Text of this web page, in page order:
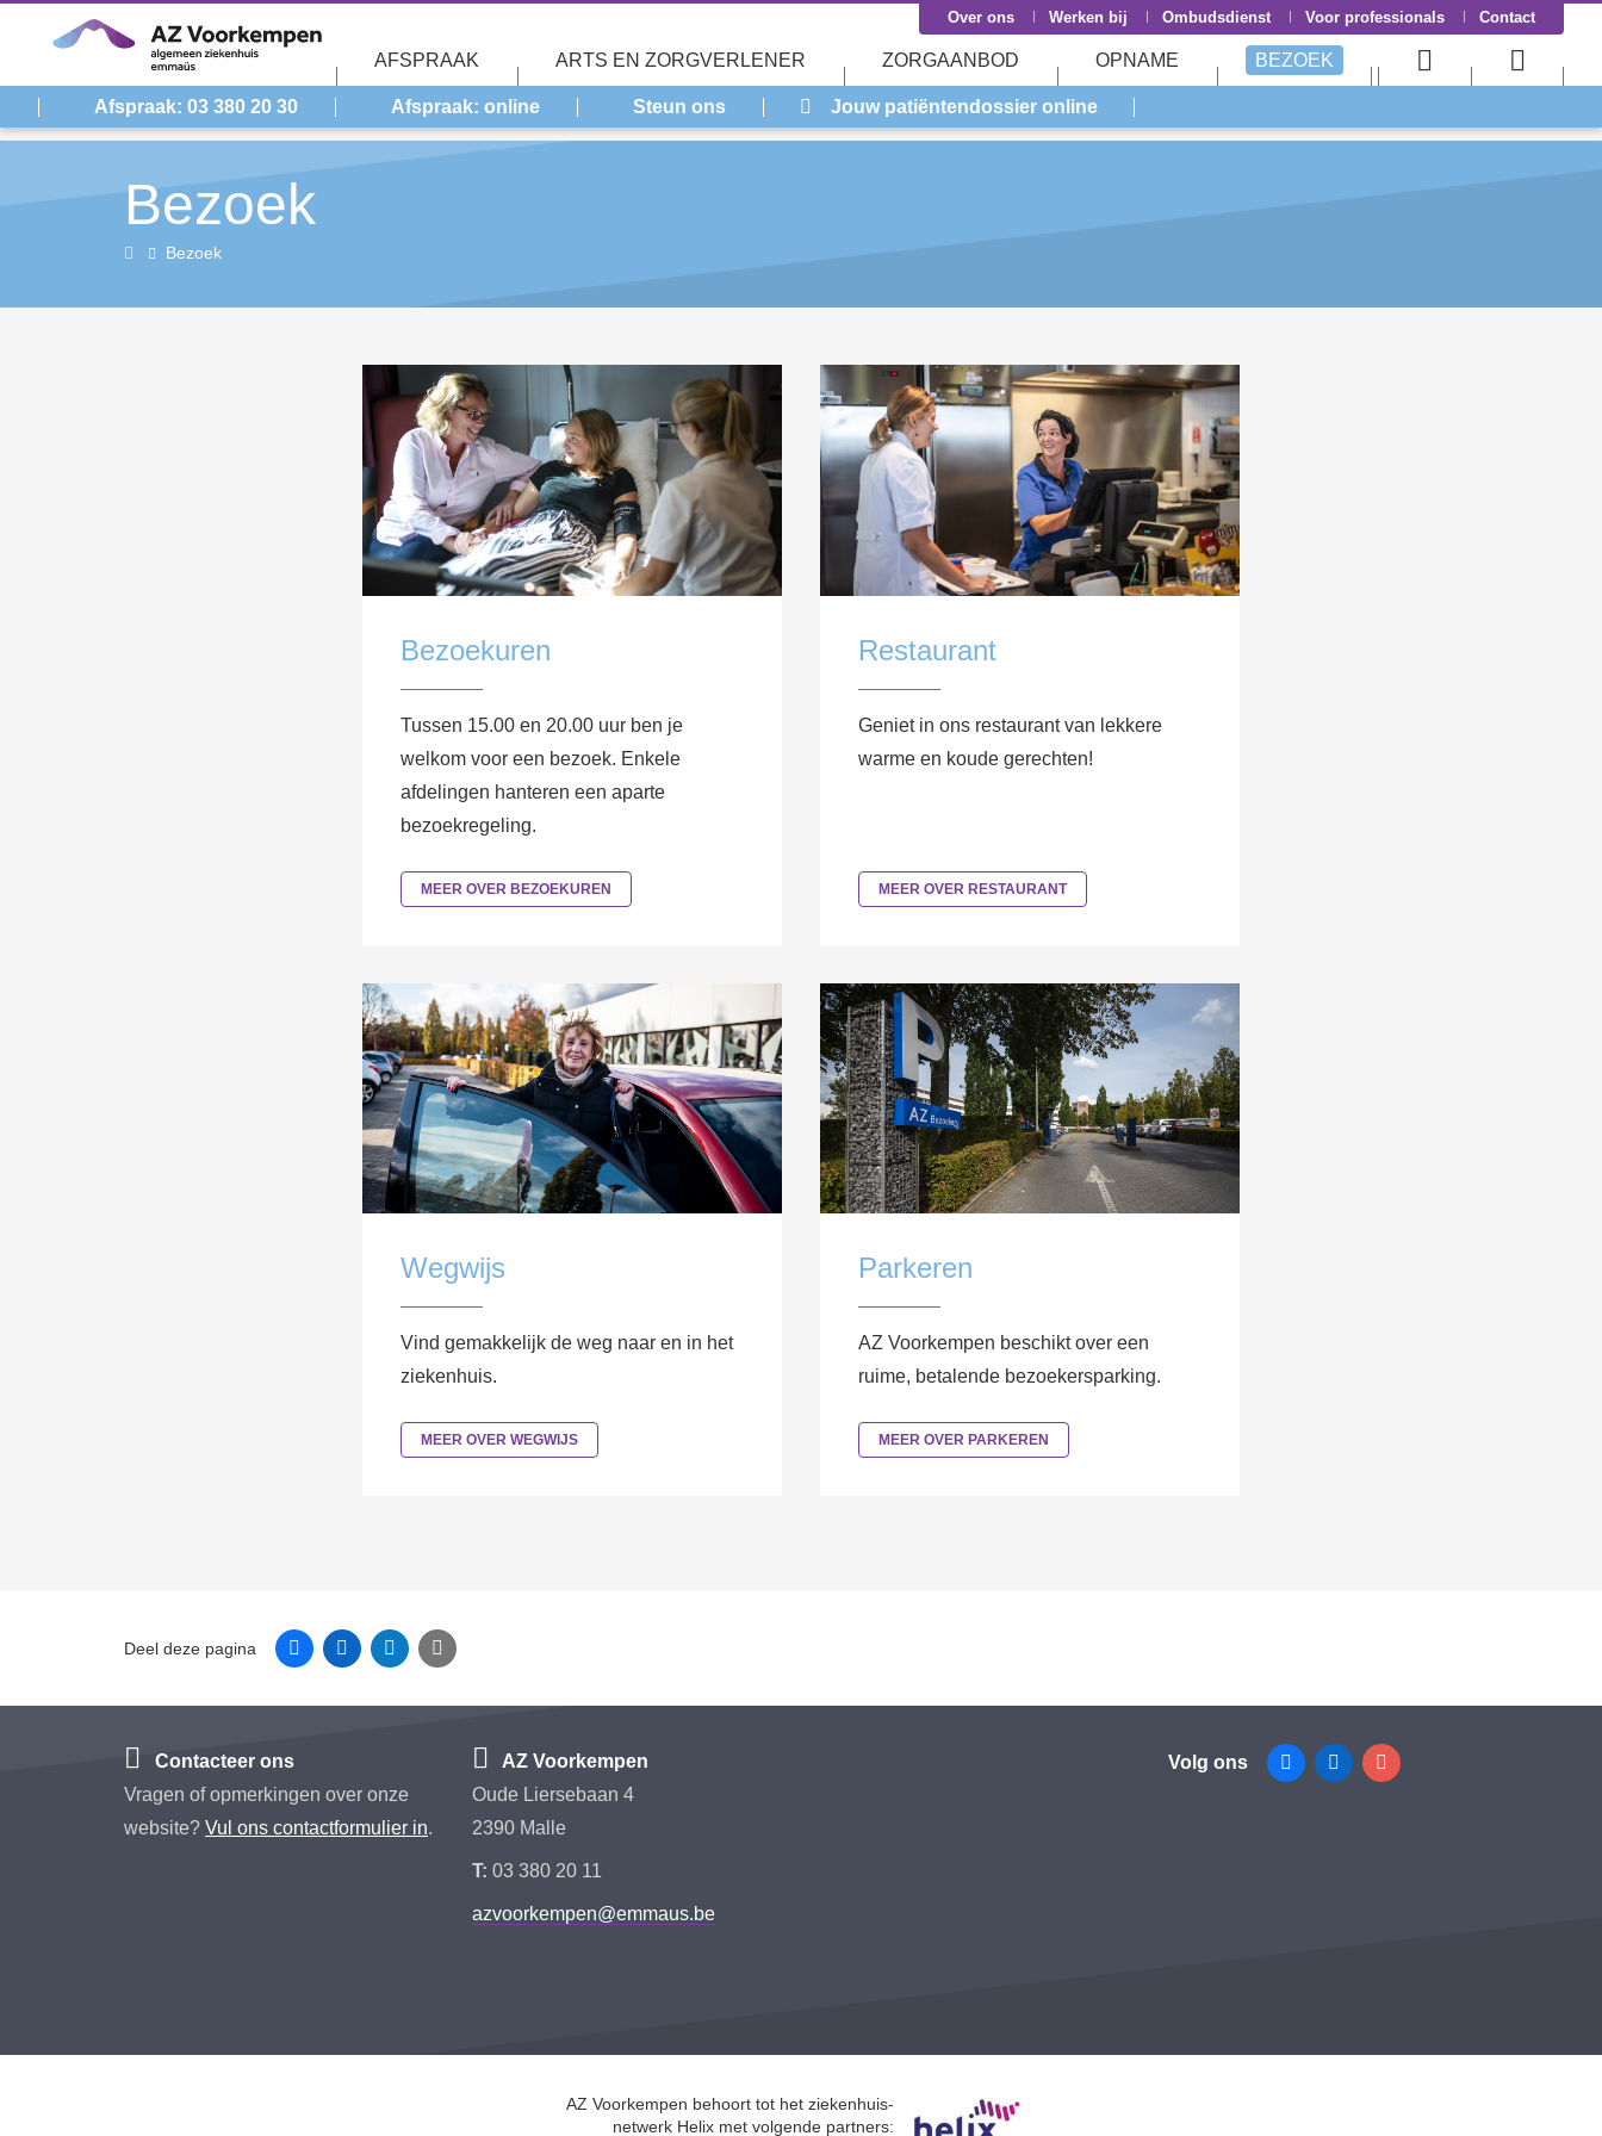
Over ons Werken bij Ombudsdienst Voor professionals Contact
AFSPRAAK ARTS EN ZORGVERLENER ZORGAANBOD OPNAME BEZOEK
User
menu
menu
Afspraak: 03 380 20 30 Afspraak: online Steun ons Jouw patiëntendossier online
Bezoek
HomeBezoek
Bezoekuren
Tussen 15.00 en 20.00 uur ben je
welkom voor een bezoek. Enkele
afdelingen hanteren een aparte
bezoekregeling.
MEER OVER BEZOEKUREN
Restaurant
Geniet in ons restaurant van lekkere
warme en koude gerechten!
MEER OVER RESTAURANT
Wegwijs
Vind gemakkelijk de weg naar en in het
ziekenhuis.
MEER OVER WEGWIJS
Parkeren
AZ Voorkempen beschikt over een
ruime, betalende bezoekersparking.
MEER OVER PARKEREN
Deel deze pagina FacebookLinkedinTwitter E-mail
Contacteer ons
Vragen of opmerkingen over onze
website? Vul ons contactformulier in.
AZ Voorkempen
Oude Liersebaan 4
2390 Malle
T: 03 380 20 11
azvoorkempen@emmaus.be
Volg ons FacebookLinkedinInstagram
AZ Voorkempen behoort tot het ziekenhuis-
netwerk Helix met volgende partners: